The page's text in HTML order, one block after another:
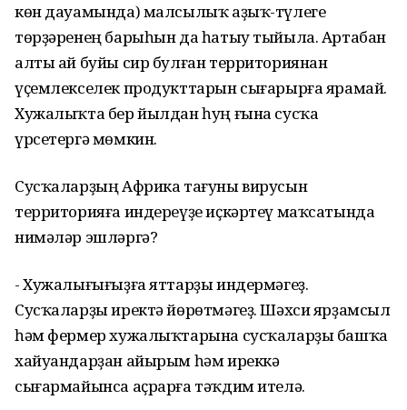
көн дауамында) малсылыҡ аҙыҡ-түлеге
төрҙәренең барыһын да һатыу тыйыла. Артабан
алты ай буйы сир булған территориянан
үҫемлекселек продукттарын сығарырға ярамай.
Хужалыҡта бер йылдан һуң ғына сусҡа
үрсетергә мөмкин.
Сусҡаларҙың Африка тағуны вирусын
территорияға индереүҙе иҫкәртеү маҡсатында
нимәләр эшләргә?
- Хужалығығыҙға яттарҙы индермәгеҙ.
Сусҡаларҙы иректә йөрөтмәгеҙ. Шәхси ярҙамсыл
һәм фермер хужалыҡтарына сусҡаларҙы башҡа
хайуандарҙан айырым һәм иреккә
сығармайынса аҫрарға тәҡдим ителә.